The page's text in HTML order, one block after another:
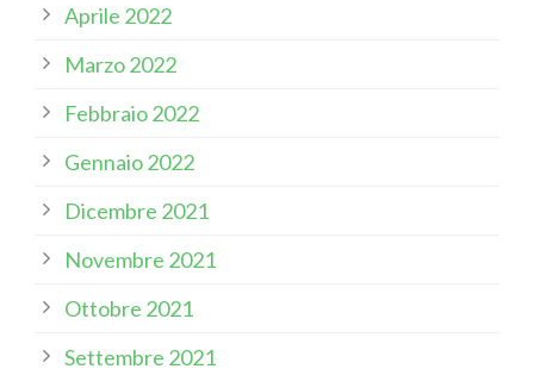
Aprile 2022
Marzo 2022
Febbraio 2022
Gennaio 2022
Dicembre 2021
Novembre 2021
Ottobre 2021
Settembre 2021